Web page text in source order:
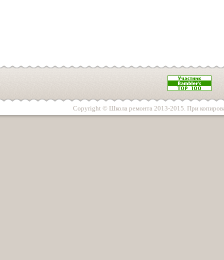
Copyright © Школа ремонта 2013-2015. При